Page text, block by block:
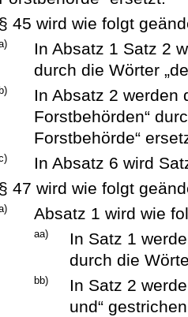
§ 45 wird wie folgt
In Absatz 1 Satz 2
durch die Wörter
b)
In Absatz 2 werden
Forstbehörden“
Forstbehörde“
In Absatz 6 wird
§ 47 wird wie folgt
Absatz 1 wird wie
aa)
In Satz 1
durch die
bb)
In Satz 2
und“